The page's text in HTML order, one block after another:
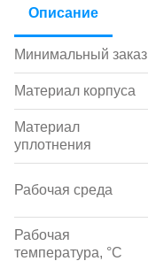
Описание
Минимальный заказ
Материал корпуса
Материал
уплотнения
Рабочая среда
Рабочая
температура, °С